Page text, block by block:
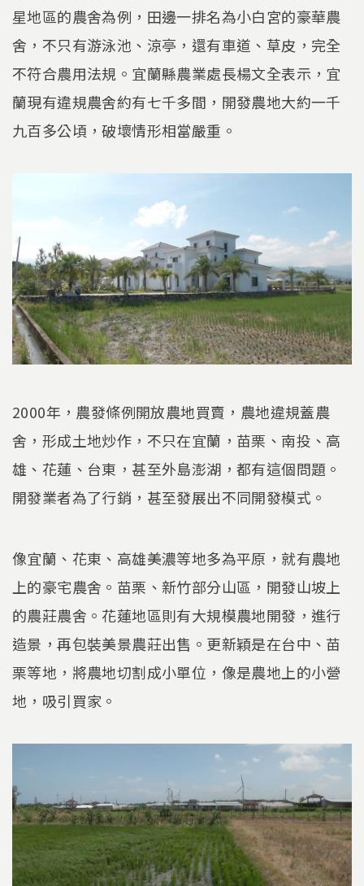
星地區的農舍為例，田邊一排名為小白宮的豪華農
舍，不只有游泳池、涼亭，還有車道、草皮，完全
不符合農用法規。宜蘭縣農業處長楊文全表示，宜
蘭現有違規農舍約有七千多間，開發農地大約一千
九百多公頃，破壞情形相當嚴重。
2000年，農發條例開放農地買賣，農地違規蓋農
舍，形成土地炒作，不只在宜蘭，苗栗、南投、高
雄、花蓮、台東，甚至外島澎湖，都有這個問題。
開發業者為了行銷，甚至發展出不同開發模式。
像宜蘭、花東、高雄美濃等地多為平原，就有農地
上的豪宅農舍。苗栗、新竹部分山區，開發山坡上
的農莊農舍。花蓮地區則有大規模農地開發，進行
造景，再包裝美景農莊出售。更新穎是在台中、苗
栗等地，將農地切割成小單位，像是農地上的小營
地，吸引買家。